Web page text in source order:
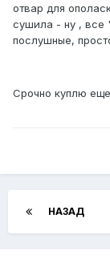
отвар для
сушила - ну , все
послушные,
Срочно куплю
НАЗАД